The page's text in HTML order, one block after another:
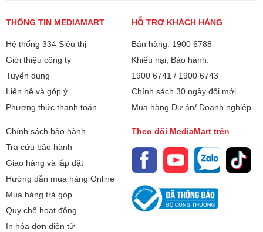
THÔNG TIN MEDIAMART
Hệ thống 334 Siêu thị
Giới thiệu công ty
Tuyển dụng
Liên hệ và góp ý
Phương thức thanh toán
HỖ TRỢ KHÁCH HÀNG
Bán hàng: 1900 6788
Khiếu nại, Bảo hành:
1900 6741 / 1900 6743
Chính sách 30 ngày đổi mới
Mua hàng Dự án/ Doanh nghiệp
Chính sách bảo hành
Tra cứu bảo hành
Giao hàng và lắp đặt
Hướng dẫn mua hàng Online
Mua hàng trả góp
Quy chế hoạt động
In hóa đơn điện tử
Theo dõi MediaMart trên